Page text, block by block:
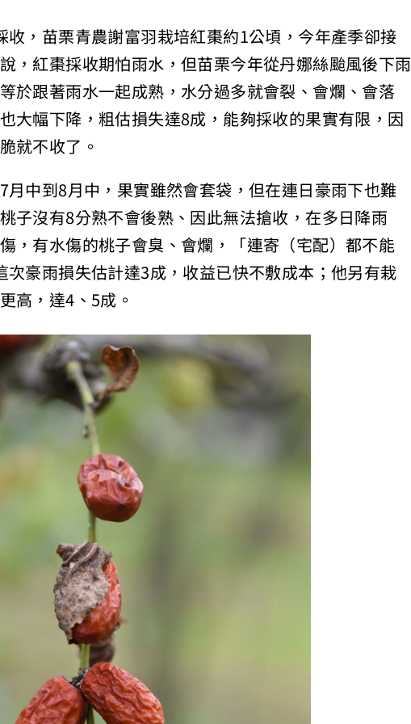
，苗栗青農謝富羽栽培紅棗約1公頃，今年產季卻接
，紅棗採收期怕雨水，但苗栗今年從丹娜絲颱風後下雨
於跟著雨水一起成熟，水分過多就會裂、會爛、會落
大幅下降，粗估損失達8成，能夠採收的果實有限，因
就不收了。
中到8月中，果實雖然會套袋，但在連日豪雨下也難
子沒有8分熟不會後熟、因此無法搶收，在多日降雨
，有水傷的桃子會臭、會爛，「連寄（宅配）都不能
豪雨損失估計達3成，收益已快不敷成本；他另有栽
高，達4、5成。